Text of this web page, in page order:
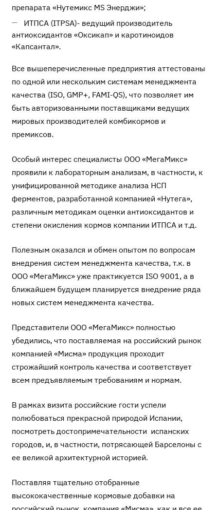
препарата «Нутемикс MS Энерджи»;
ИТПСА (ITPSA)- ведущий производитель
антиоксидантов «Оксикап» и каротиноидов
«Капсантал».
Все вышеперечисленные предприятия аттестованы
по одной или нескольким системам менеджмента
качества (ISO, GMP+, FAMI-QS), что позволяет им
быть авторизованными поставщиками ведущих
мировых производителей комбикормов и
премиксов.
Особый интерес специалисты ООО «МегаМикс»
проявили к лабораторным анализам, в частности, к
унифицированной методике анализа НСП
ферментов, разработанной компанией «Нутега»,
различным методикам оценки антиоксидантов и
степени окисления кормов компании ИТПСА и т.д.
Полезным оказался и обмен опытом по вопросам
внедрения систем менеджмента качества, т.к. в
ООО «МегаМикс» уже практикуется ISO 9001, а в
ближайшем будущем планируется внедрение ряда
новых систем менеджмента качества.
Представители ООО «МегаМикс» полностью
убедились, что поставляемая на российский рынок
компанией «Мисма» продукция проходит
строжайший контроль качества и соответствует
всем предъявляемым требованиям и нормам.
В рамках визита российские гости успели
полюбоваться прекрасной природой Испании,
посмотреть достопримечательности испанских
городов, и, в частности, потрясающей Барселоны с
ее великой архитектурной историей.
Поставляя тщательно отобранные
высококачественные кормовые добавки на